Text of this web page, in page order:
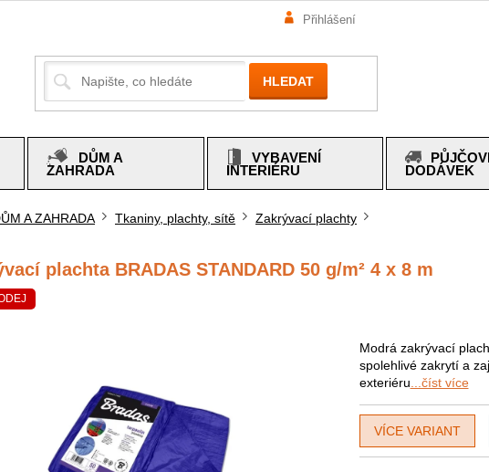
Přihlášení
HLEDAT
DŮM A
ZAHRADA
VYBAVENÍ
INTERIÉRU
DODÁVEK
A ZAHRADA Tkaniny, plachty, sítě Zakrývací plachty
plachta BRADAS STANDARD 50 g/m² 4 x 8 m
Modrá zakrývací
spolehlivé zakrytí a
exteriéru ...číst více
VÍCE VARIANT